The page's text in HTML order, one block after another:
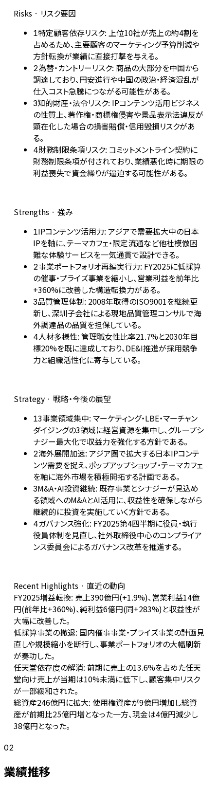
Risks · リスク要因
1特定顧客依存リスク: 上位10社が売上の約4割を
占めるため、主要顧客のマーケティング予算削減や
方針転換が業績に直接打撃を与える。
2為替・カントリーリスク: 商品の大部分を中国から
調達しており、円安進行や中国の政治・経済混乱が
仕入コスト急騰につながる可能性がある。
3知的財産・法令リスク: IPコンテンツ活用ビジネス
の性質上、著作権・商標権侵害や景品表示法違反が
顕在化した場合の損害賠償・信用毀損リスクがあ
る。
4財務制限条項リスク: コミットメントライン契約に
財務制限条項が付されており、業績悪化時に期限の
利益喪失で資金繰りが逼迫する可能性がある。
Strengths · 強み
1IPコンテンツ活用力: アジアで需要拡大中の日本
IPを軸に、テーマカフェ・限定流通など他社模倣困
難な体験サービスを一気通貫で設計できる。
2事業ポートフォリオ再編実行力: FY2025に低採算
の催事・プライズ事業を縮小し、営業利益を前年比
+360%に改善した構造転換力がある。
3品質管理体制: 2008年取得のISO9001を継続更
新し、深圳子会社による現地品質管理コンサルで海
外調達品の品質を担保している。
4人材多様性: 管理職女性比率21.7%と2030年目
標20%を既に達成しており、DE&I推進が採用競争
力と組織活性化に寄与している。
Strategy · 戦略・今後の展望
13事業領域集中: マーケティング・LBE・マーチャン
ダイジングの3領域に経営資源を集中し、グループシ
ナジー最大化で収益力を強化する方針である。
2海外展開加速: アジア圏で拡大する日本IPコンテ
ンツ需要を捉え、ポップアップショップ・テーマカフェ
を軸に海外市場を積極開拓する計画である。
3M&A・AI投資継続: 既存事業とシナジーが見込め
る領域へのM&AとAI活用に、収益性を確保しながら
継続的に投資を実施していく方針である。
4ガバナンス強化: FY2025第4四半期に役員・執行
役員体制を見直し、社外取締役中心のコンプライア
ンス委員会によるガバナンス改革を推進する。
Recent Highlights · 直近の動向
FY2025増益転換: 売上390億円(+1.9%)、営業利益14億
円(前年比+360%)、純利益6億円(同+283%)と収益性が
大幅に改善した。
低採算事業の撤退: 国内催事事業・プライズ事業の計画見
直しや規模縮小を断行し、事業ポートフォリオの大幅刷新
が奏功した。
任天堂依存度の解消: 前期に売上の13.6%を占めた任天
堂向け売上が当期は10%未満に低下し、顧客集中リスク
が一部緩和された。
総資産246億円に拡大: 使用権資産が9億円増加し総資
産が前期比25億円増となった一方、現金は4億円減少し
38億円となった。
02
業績推移